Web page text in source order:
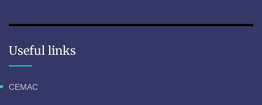
Useful links
CEMAC